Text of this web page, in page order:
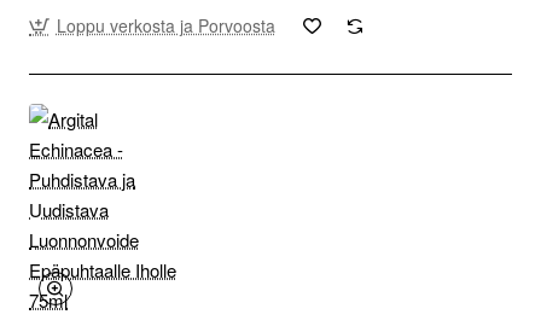
Loppu verkosta ja Porvoosta